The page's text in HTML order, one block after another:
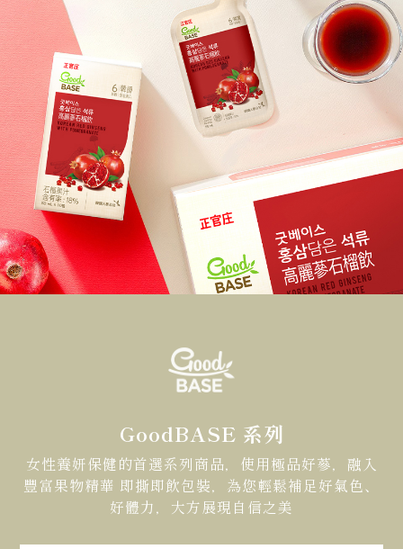
GoodBASE 系列
女性養妍保健的首選系列商品，使用極品好蔘，融入
豐富果物精華 即撕即飲包裝，為您輕鬆補足好氣色、
好體力，大方展現自信之美